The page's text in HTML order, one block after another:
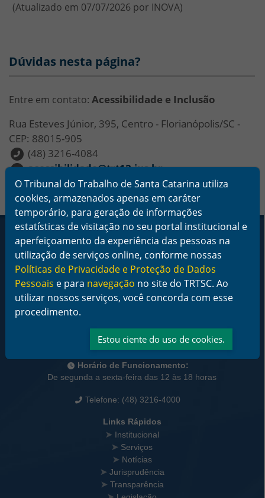
(Atualizado em 07/07/2026 por INOVA)
Dúvidas nesta página?
Entre em contato: Acessibilidade e Inclusão
Rua Esteves Júnior, 395, Centro - Florianópolis/SC -
CEP: 88015-905
(48) 3216-4084
acessibilidade@trt12.jus.br
Rodapé da Página
Informações de Contato
Tribunal Regional do Trabalho da 12ª Região
CEP 88015-905
CNPJ 02.482.005/0001-23
Horário de Funcionamento:
De segunda a sexta-feira das 12 às 18 horas
Telefone: (48) 3216-4000
Links Rápidos
Institucional
Serviços
Notícias
Jurisprudência
Transparência
O Tribunal do Trabalho de Santa Catarina utiliza
cookies, armazenados apenas em caráter
temporário, para geração de informações
estatísticas de visitação no seu portal institucional e
aperfeiçoamento da experiência das pessoas na
utilização de serviços online, conforme nossas
Políticas de Privacidade e Proteção de Dados
Pessoais e para navegação no site do TRTSC. Ao
utilizar nossos serviços, você concorda com esse
procedimento.
Estou ciente do uso de cookies.